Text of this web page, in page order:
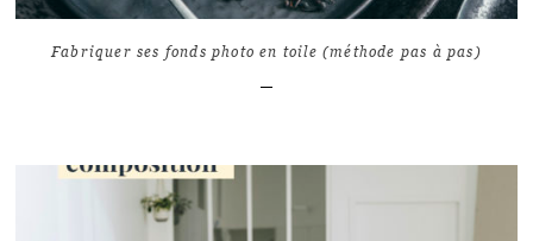
Fabriquer ses fonds photo en toile (méthode pas à pas)